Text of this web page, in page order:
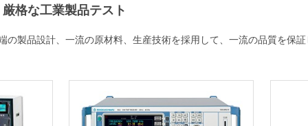
厳格な工業製品テスト
製品設計、一流の原材料、生産技術を採用して、一流の品質を保